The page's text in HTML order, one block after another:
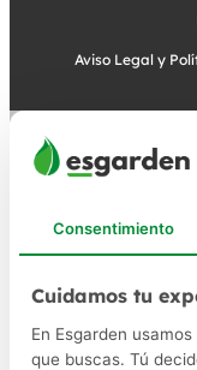
Aviso Legal y
Consentimiento
Cuidamos tu
En Esgarden
que buscas. Tú